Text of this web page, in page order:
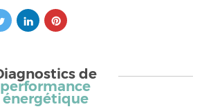
de
performance
énergétique